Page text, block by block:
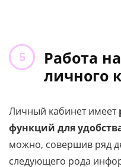
Работа
личного
Личный кабинет имеет
функций для
можно, совершив ряд
следующего рода